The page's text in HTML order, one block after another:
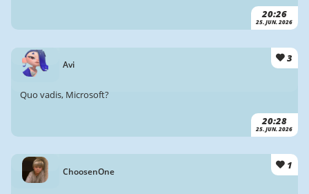
20:26
25. JUN. 2026
Avi
3
20:28
25. JUN. 2026
Quo vadis, Microsoft?
ChoosenOne
1